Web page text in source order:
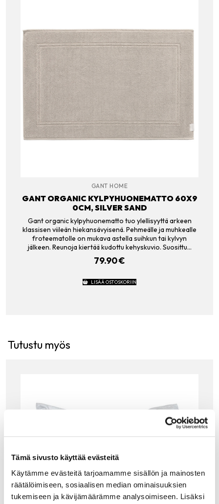
Tämä sivusto käyttää evästeitä
Käytämme evästeitä tarjoamamme sisällön ja mainosten
räätälöimiseen, sosiaalisen median ominaisuuksien
tukemiseen ja kävijämäärämme analysoimiseen. Lisäksi
GANT HOME
GANT ORGANIC KYLPYHUONEMATTO 60X9
0CM, SILVER SAND
Gant organic kylpyhuonematto tuo ylellisyyttä arkeen
klassisen viileän hiekansävyisenä. Pehmeälle ja muhkealle
froteematolle on mukava astella suihkun tai kylvyn
jälkeen. Reunoja kiertää kudottu kehyskuvio. Suosittu…
79.90€
LISÄÄ OSTOSKORIIN
Tutustu myös